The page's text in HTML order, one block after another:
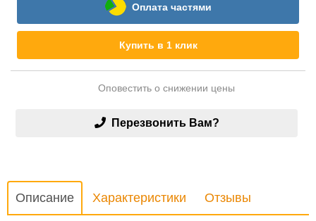
Оплата частями
Купить в 1 клик
Оповестить о снижении цены
Перезвонить Вам?
Описание Характеристики Отзывы